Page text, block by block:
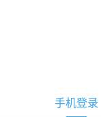
手机登录